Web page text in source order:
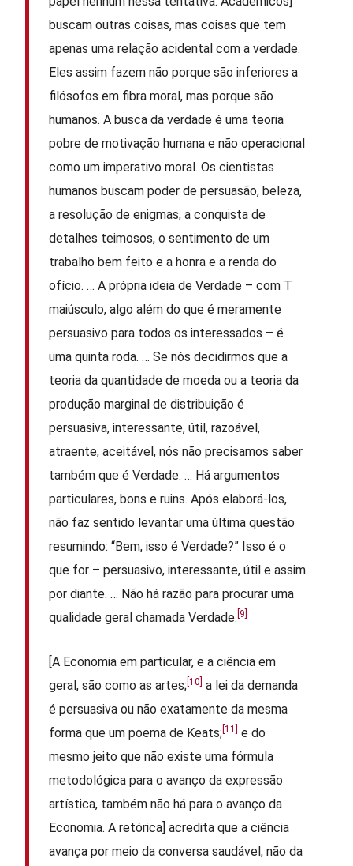
buscam outras coisas, mas coisas que tem
apenas uma relação acidental com a verdade.
Eles assim fazem não porque são inferiores a
filósofos em fibra moral, mas porque são
humanos. A busca da verdade é uma teoria
pobre de motivação humana e não operacional
como um imperativo moral. Os cientistas
humanos buscam poder de persuasão, beleza,
a resolução de enigmas, a conquista de
detalhes teimosos, o sentimento de um
trabalho bem feito e a honra e a renda do
ofício. … A própria ideia de Verdade – com T
maiúsculo, algo além do que é meramente
persuasivo para todos os interessados – é
uma quinta roda. … Se nós decidirmos que a
teoria da quantidade de moeda ou a teoria da
produção marginal de distribuição é
persuasiva, interessante, útil, razoável,
atraente, aceitável, nós não precisamos saber
também que é Verdade. … Há argumentos
particulares, bons e ruins. Após elaborá-los,
não faz sentido levantar uma última questão
resumindo: “Bem, isso é Verdade?” Isso é o
que for – persuasivo, interessante, útil e assim
por diante. … Não há razão para procurar uma
qualidade geral chamada Verdade. [9]
[A Economia em particular, e a ciência em
geral, são como as artes;[10] a lei da demanda
é persuasiva ou não exatamente da mesma
forma que um poema de Keats;[11]
e do
mesmo jeito que não existe uma fórmula
metodológica para o avanço da expressão
artística, também não há para o avanço da
Economia. A retórica] acredita que a ciência
avança por meio da conversa saudável, não da